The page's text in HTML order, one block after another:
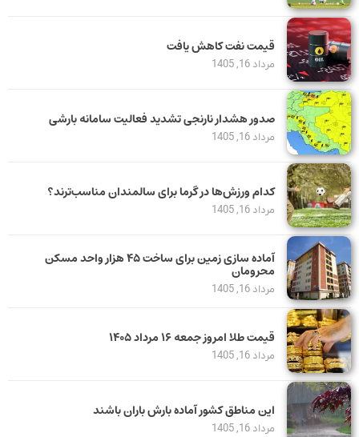
قیمت نفت کاهش یافت
مرداد 16, 1405
صدور هشدار نارنجی تشدید فعالیت سامانه بارشی
مرداد 16, 1405
کدام ورزش‌ها در گرما برای سالمندان مناسب‌ترند؟
مرداد 16, 1405
آماده سازی زمین برای ساخت ۴۵ هزار واحد مسکن
محرومان
مرداد 16, 1405
قیمت طلا امروز جمعه ۱۶ مرداد ۱۴۰۵
مرداد 16, 1405
این مناطق کشور آماده بارش باران باشند
مرداد 16, 1405